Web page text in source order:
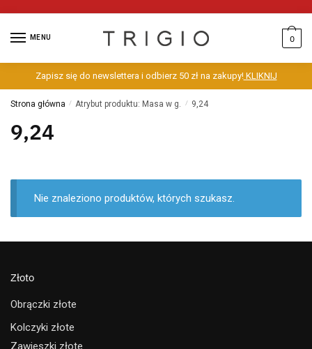
MENU 0
Zapisz się do newslettera i odbierz 50 zł na zakupy!KLIKNIJ
Strona główna / Atrybut produktu: Masa w g. / 9,24
9,24
Nie znaleziono produktów, których szukasz.
Złoto
Obrączki złote
Kolczyki złote
Zawieszki złote